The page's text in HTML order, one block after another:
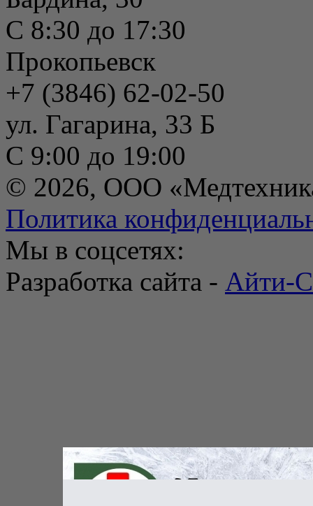
С 8:30 до 17:30
Прокопьевск
+7 (3846) 62-02-50
ул. Гагарина, 33 Б
С 9:00 до 19:00
© 2026, ООО
Политика
Мы в соцсетях:
Разработка сайта - Айти-